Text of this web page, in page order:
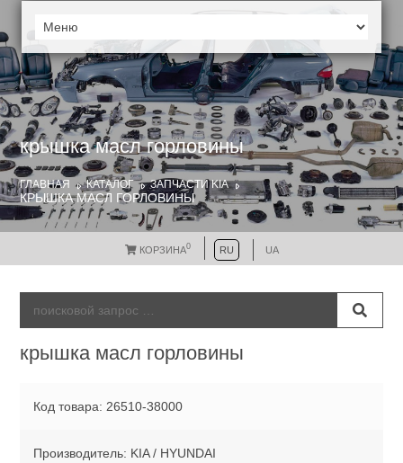
крышка масл горловины
ГЛАВНАЯ КАТАЛОГ ЗАПЧАСТИ KIA
КРЫШКА МАСЛ ГОРЛОВИНЫ
КОРЗИНА0 RU UA
крышка масл горловины
Код товара: 26510-38000
Производитель: KIA / HYUNDAI